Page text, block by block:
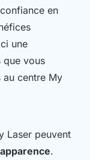
en
une
que vous
au centre My
Laser peuvent
.